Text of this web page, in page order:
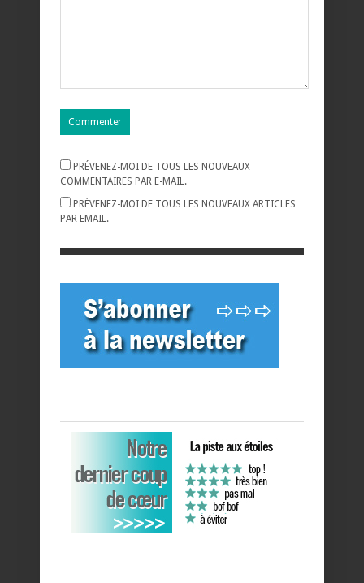
PRÉVENEZ-MOI DE TOUS LES NOUVEAUX
COMMENTAIRES PAR E-MAIL.
PRÉVENEZ-MOI DE TOUS LES NOUVEAUX ARTICLES
PAR EMAIL.